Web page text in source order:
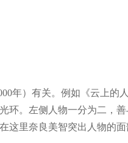
年）有关。例如《云上的
。左侧人物一分为二，善
这里奈良美智突出人物的